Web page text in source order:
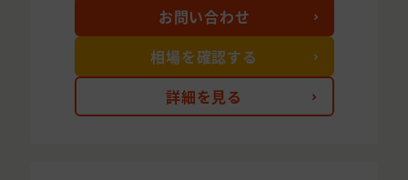
詳細を見る
お問い合わせ
相場を確認する